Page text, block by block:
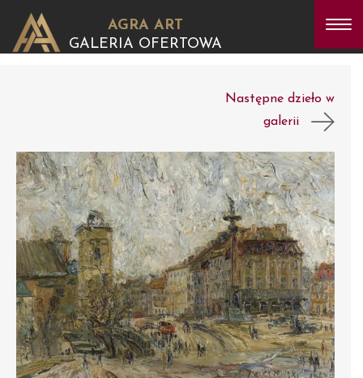
AGRA ART
GALERIA OFERTOWA
Następne dzieło w
galerii